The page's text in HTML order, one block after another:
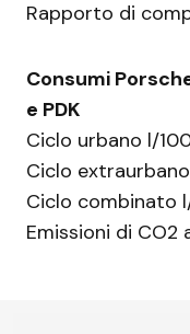
Rapporto di
Consumi
e PDK
Ciclo urbano l/
Ciclo
Ciclo combinato
Emissioni di CO2